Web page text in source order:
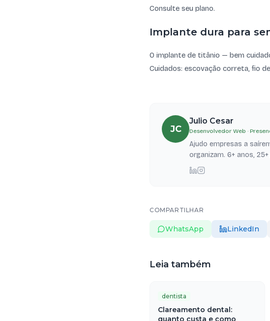
Consulte seu plano.
Implante dura para
O implante de titânio — bem
Cuidados: escovação correta, fio
JC
Julio Cesar
Desenvolvedor Web ·
Ajudo empresas a
organizam. 6+ anos,
COMPARTILHAR
WhatsApp LinkedIn
Leia também
dentista
Clareamento dental:
quanto custa e como